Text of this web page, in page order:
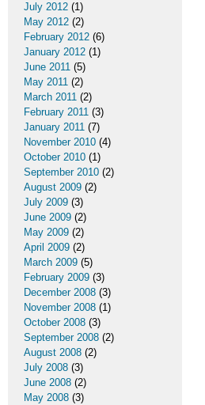
July 2012 (1)
May 2012 (2)
February 2012 (6)
January 2012 (1)
June 2011 (5)
May 2011 (2)
March 2011 (2)
February 2011 (3)
January 2011 (7)
November 2010 (4)
October 2010 (1)
September 2010 (2)
August 2009 (2)
July 2009 (3)
June 2009 (2)
May 2009 (2)
April 2009 (2)
March 2009 (5)
February 2009 (3)
December 2008 (3)
November 2008 (1)
October 2008 (3)
September 2008 (2)
August 2008 (2)
July 2008 (3)
June 2008 (2)
May 2008 (3)